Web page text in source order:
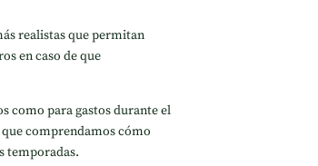
realistas que permitan
en caso de que
como para gastos durante el
comprendamos cómo
temporadas.